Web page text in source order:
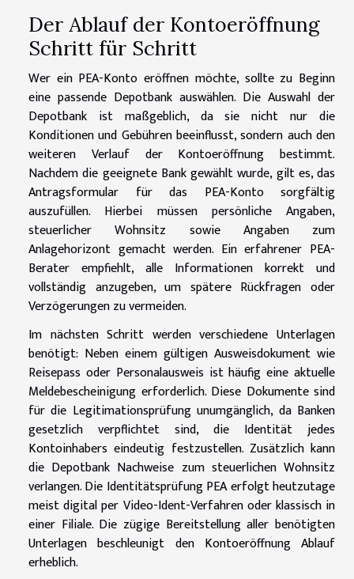
Der Ablauf der Kontoeröffnung
Schritt für Schritt
Wer ein PEA-Konto eröffnen möchte, sollte zu Beginn
eine passende Depotbank auswählen. Die Auswahl der
Depotbank ist maßgeblich, da sie nicht nur die
Konditionen und Gebühren beeinflusst, sondern auch den
weiteren Verlauf der Kontoeröffnung bestimmt.
Nachdem die geeignete Bank gewählt wurde, gilt es, das
Antragsformular für das PEA-Konto sorgfältig
auszufüllen. Hierbei müssen persönliche Angaben,
steuerlicher Wohnsitz sowie Angaben zum
Anlagehorizont gemacht werden. Ein erfahrener PEA-
Berater empfiehlt, alle Informationen korrekt und
vollständig anzugeben, um spätere Rückfragen oder
Verzögerungen zu vermeiden.
Im nächsten Schritt werden verschiedene Unterlagen
benötigt: Neben einem gültigen Ausweisdokument wie
Reisepass oder Personalausweis ist häufig eine aktuelle
Meldebescheinigung erforderlich. Diese Dokumente sind
für die Legitimationsprüfung unumgänglich, da Banken
gesetzlich verpflichtet sind, die Identität jedes
Kontoinhabers eindeutig festzustellen. Zusätzlich kann
die Depotbank Nachweise zum steuerlichen Wohnsitz
verlangen. Die Identitätsprüfung PEA erfolgt heutzutage
meist digital per Video-Ident-Verfahren oder klassisch in
einer Filiale. Die zügige Bereitstellung aller benötigten
Unterlagen beschleunigt den Kontoeröffnung Ablauf
erheblich.